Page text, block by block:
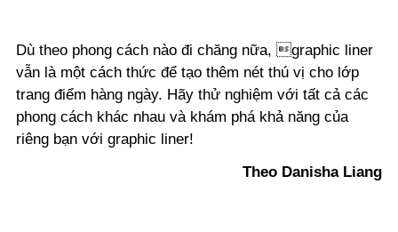
Dù theo phong cách nào đi chăng nữa, graphic liner
vẫn là một cách thức để tạo thêm nét thú vị cho lớp
trang điểm hàng ngày. Hãy thử nghiệm với tất cả các
phong cách khác nhau và khám phá khả năng của
riêng bạn với graphic liner!
Theo Danisha Liang